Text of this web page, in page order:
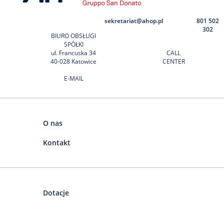
BIURO OBSŁUGI
SPÓŁKI
ul. Francuska 34
40-028 Katowice
E-MAIL
sekretariat@ahop.pl
CALL
CENTER
801 502
302
O nas
Kontakt
Dotacje